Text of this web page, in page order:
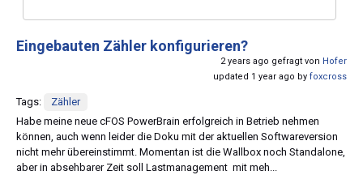
Eingebauten Zähler konfigurieren?
2 years ago gefragt von Hofer
updated 1 year ago by foxcross
Tags:
Zähler
Habe meine neue cFOS PowerBrain erfolgreich in Betrieb nehmen
können, auch wenn leider die Doku mit der aktuellen Softwareversion
nicht mehr übereinstimmt. Momentan ist die Wallbox noch Standalone,
aber in absehbarer Zeit soll Lastmanagement mit meh...